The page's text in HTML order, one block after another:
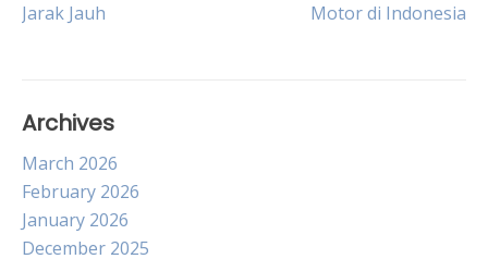
navigation
Jarak Jauh
Motor di Indonesia
Archives
March 2026
February 2026
January 2026
December 2025